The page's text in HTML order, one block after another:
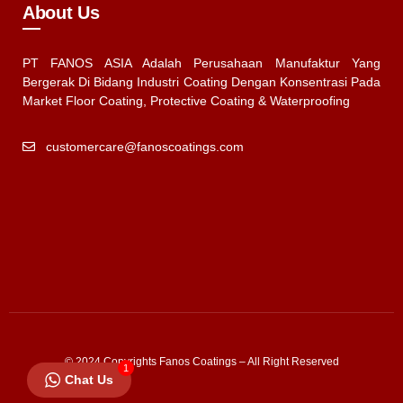
About Us
PT FANOS ASIA Adalah Perusahaan Manufaktur Yang
Bergerak Di Bidang Industri Coating Dengan Konsentrasi Pada
Market Floor Coating, Protective Coating & Waterproofing
customercare@fanoscoatings.com
© 2024 Copyrights Fanos Coatings – All Right Reserved
Chat Us
1